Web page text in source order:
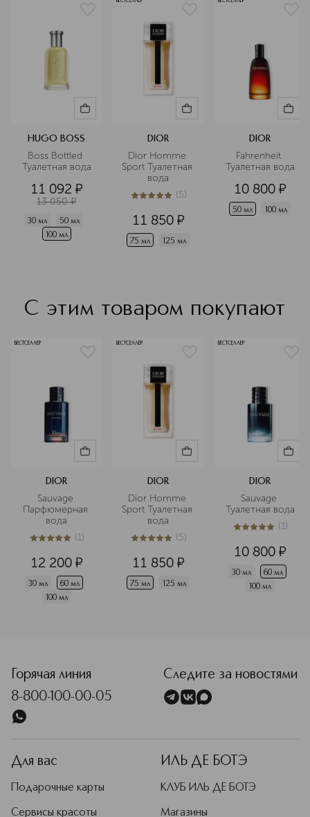
HUGO BOSS
Boss Bottled
Туалетная вода
11 092 ¤
13 050 ¤
30 мл
50 мл
100 мл
БЕСТСЕЛЛЕР
DIOR
Dior Homme
Sport Туалетная
вода
5из 55 (5)
11 850 ¤
75 мл 125 мл
БЕСТСЕЛЛЕР
DIOR
Fahrenheit
Туалетная вода
10 800 ¤
50 мл 100 мл
С этим товаром покупают
БЕСТСЕЛЛЕР
DIOR
Sauvage
Парфюмерная
вода
5из 51 (1)
12 200 ¤
30 мл
60 мл
100 мл
БЕСТСЕЛЛЕР
DIOR
Dior Homme
Sport Туалетная
вода
5из 55 (5)
11 850 ¤
75 мл 125 мл
БЕСТСЕЛЛЕР
DIOR
Sauvage
Туалетная вода
5из 51 (1)
10 800 ¤
30 мл
60 мл
100 мл
Горячая линия
8-800-100-00-05
Следите за новостями
Для вас
Подарочные карты
Сервисы красоты
ИЛЬ ДЕ БОТЭ
КЛУБ ИЛЬ ДЕ БОТЭ
Магазины